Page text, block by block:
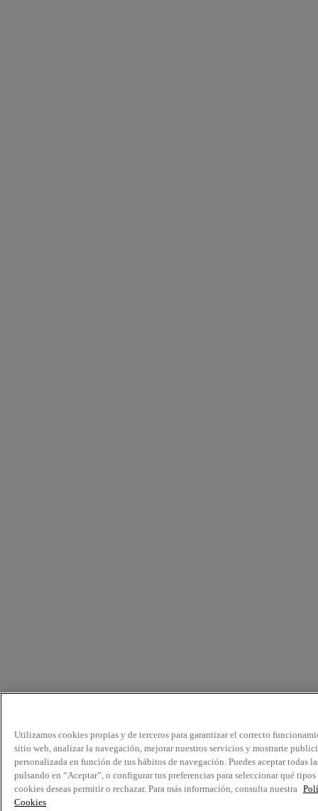
Utilizamos cookies propias y de terceros para garantizar el correcto
sitio web, analizar la navegación, mejorar nuestros servicios y mostrarte
personalizada en función de tus hábitos de navegación. Puedes aceptar todas
pulsando en “Aceptar”, o configurar tus preferencias para seleccionar qué tipos
cookies deseas permitir o rechazar. Para más información, consulta nuestra
Cookies